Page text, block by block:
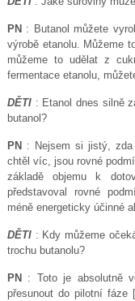
PN : Butanol můžete
výrobě etanolu. Můžeme
můžeme to udělat z
fermentace etanolu,
DĚTI : Etanol dnes silně
butanol?
PN : Nejsem si jistý,
chtěl víc, jsou rovné
základě objemu k
představoval rovné
méně energeticky účinné
DĚTI : Kdy můžeme
trochu butanolu?
PN
: Toto je absolutně
přesunout do pilotní fáze